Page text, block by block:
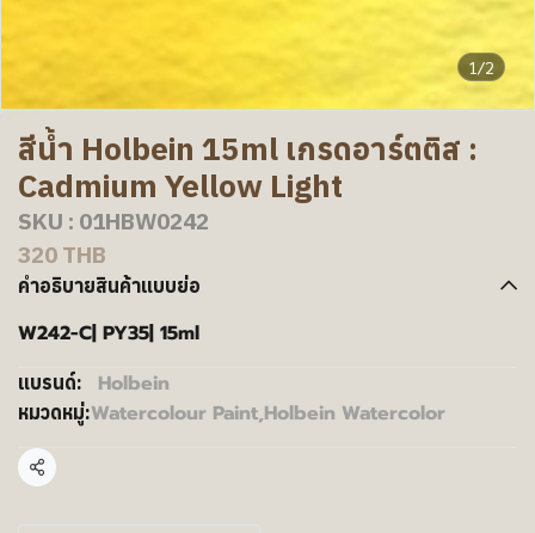
1/2
สีน้ำ Holbein 15ml เกรดอาร์ตติส :
Cadmium Yellow Light
SKU : 01HBW0242
320 THB
คำอธิบายสินค้าแบบย่อ
W242-C| PY35| 15ml
แบรนด์: Holbein
หมวดหมู่:Watercolour Paint,Holbein Watercolor
แชร์